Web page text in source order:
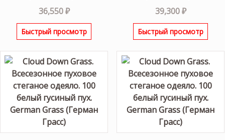
36,550₽
Быстрый просмотр
39,300₽
Быстрый просмотр